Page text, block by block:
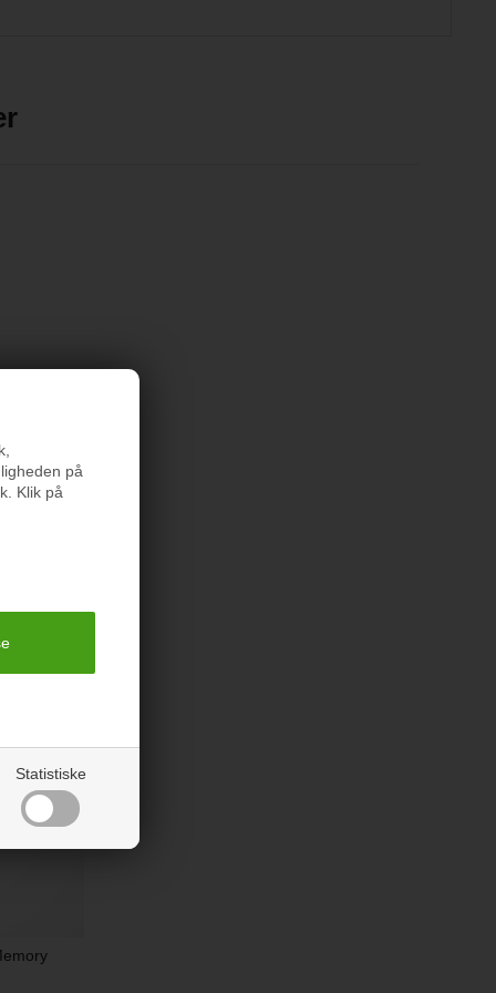
på
Klik på
Statistiske